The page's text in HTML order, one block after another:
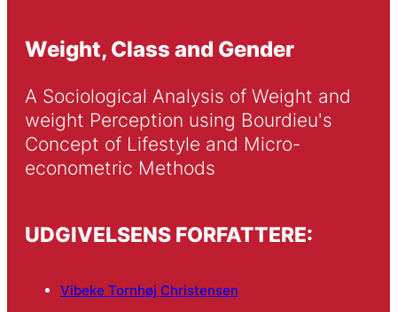
Weight, Class and Gender
A Sociological Analysis of Weight and
weight Perception using Bourdieu's
Concept of Lifestyle and Micro-
econometric Methods
UDGIVELSENS FORFATTERE:
Vibeke Tornhøj Christensen